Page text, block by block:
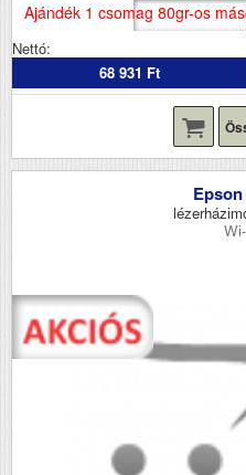
Ajándék 1 csomag 80gr-os
Nettó:
68 931 Ft
Epson